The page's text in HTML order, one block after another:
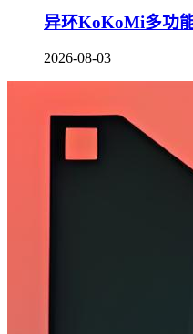
异环KoKoMi多功
2026-08-03